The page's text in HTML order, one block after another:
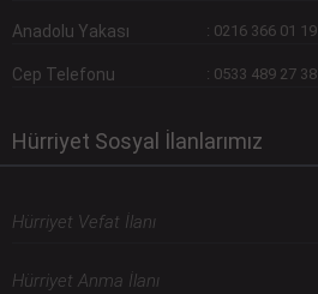
Anadolu Yakası : 0216 366 01 19
Cep Telefonu : 0533 489 27 38
Hürriyet Sosyal İlanlarımız
Hürriyet Vefat İlanı
Hürriyet Anma İlanı